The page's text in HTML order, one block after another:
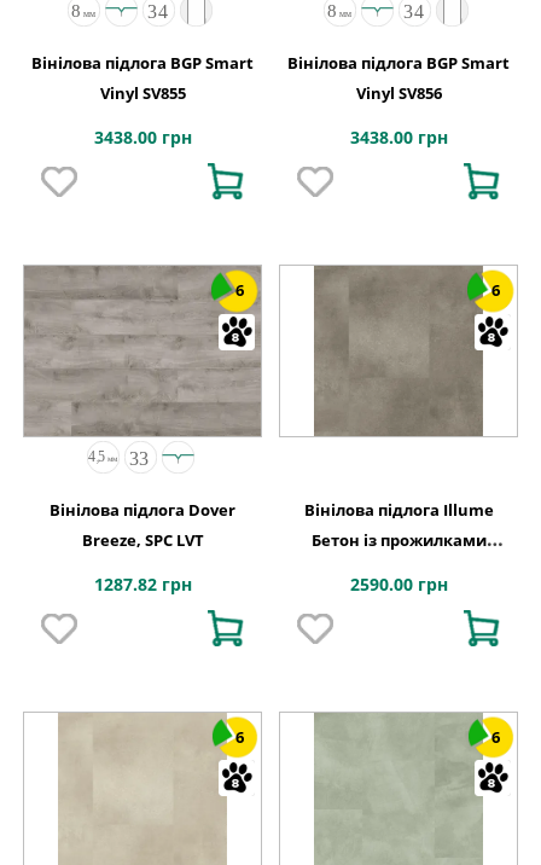
Вінілова підлога BGP Smart
Vinyl SV855
3438.00 грн
Вінілова підлога BGP Smart
Vinyl SV856
3438.00 грн
6
Вінілова підлога Dover
Breeze, SPC LVT
1287.82 грн
6
Вінілова підлога Illume
Бетон із прожилками
2590.00 грн
6 6